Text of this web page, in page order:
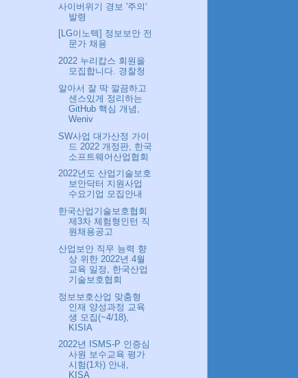
사이버위기 경보 '주의‘
발령
[LG이노텍] 정보보안 전
문가 채용
2022 누리캅스 회원을
모집합니다. 경찰청
알아서 잘 딱 깔끔하고
센스있게 정리하는
GitHub 핵심 개념,
Weniv
SW사업 대가산정 가이
드 2022 개정판, 한국
소프트웨어산업협회
2022년도 산업기술보호
보안닥터 지원사업
수요기업 모집안내
한국산업기술보호협회
제3차 체험형인턴 직
원채용공고
산업보안 직무 능력 향
상 위한 2022년 4월
교육 일정, 한국산업
기술보호협회
정보보호산업 맞춤형
인재 양성과정 교육
생 모집(~4/18),
KISIA
2022년 ISMS-P 인증심
사원 보수교육 평가
시험(1차) 안내,
KISA